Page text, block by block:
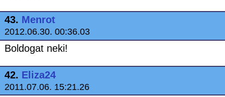
43. Menrot
2012.06.30. 00:36.03
Boldogat neki!
42. Eliza24
2011.07.06. 15:21.26